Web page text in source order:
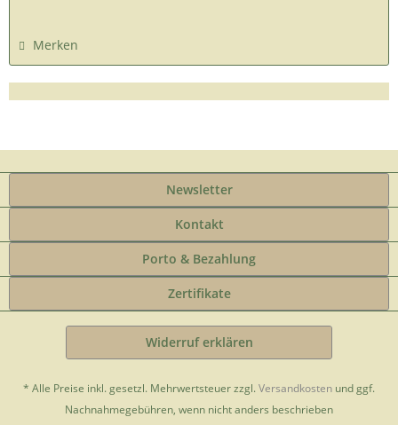
Merken
Newsletter
Kontakt
Porto & Bezahlung
Zertifikate
Widerruf erklären
* Alle Preise inkl. gesetzl. Mehrwertsteuer zzgl.Versandkosten und ggf.
Nachnahmegebühren, wenn nicht anders beschrieben